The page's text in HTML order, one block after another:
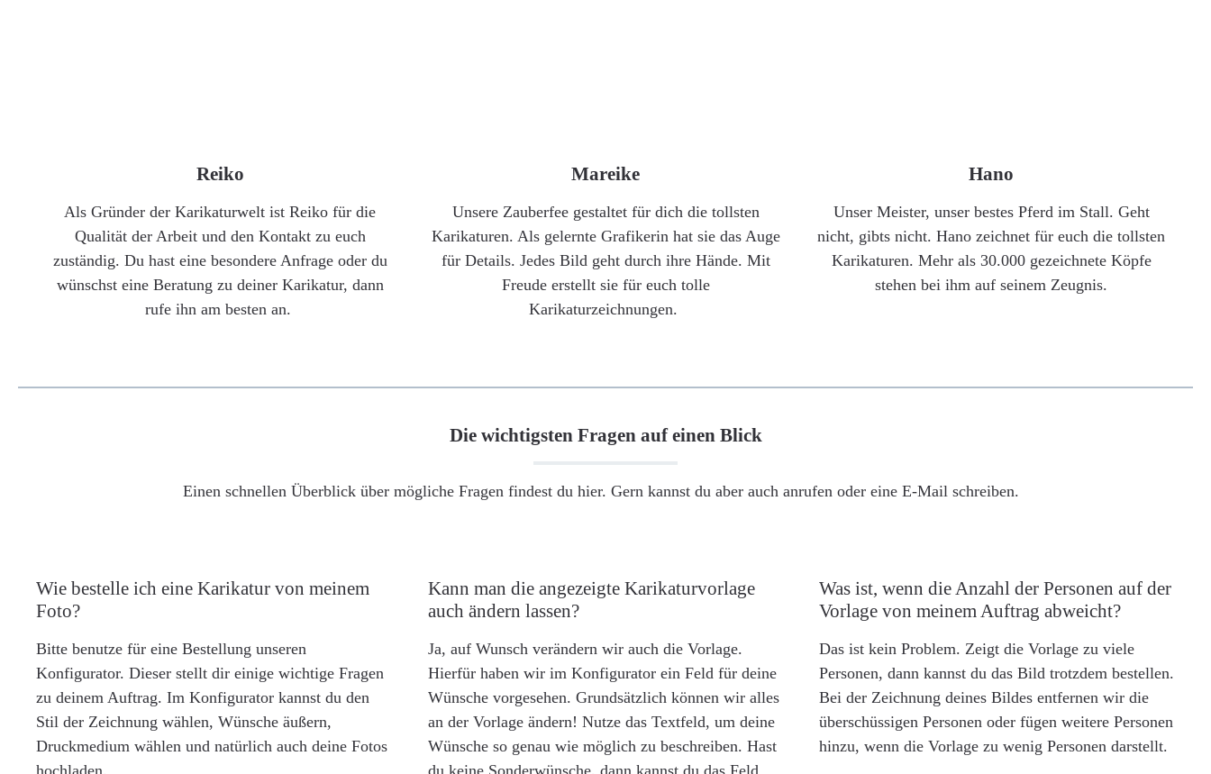
Reiko
Als Gründer der Karikaturwelt ist Reiko für die
Qualität der Arbeit und den Kontakt zu euch
zuständig. Du hast eine besondere Anfrage oder du
wünschst eine Beratung zu deiner Karikatur, dann
rufe ihn am besten an.
Mareike
Unsere Zauberfee gestaltet für dich die tollsten
Karikaturen. Als gelernte Grafikerin hat sie das Auge
für Details. Jedes Bild geht durch ihre Hände. Mit
Freude erstellt sie für euch tolle
Karikaturzeichnungen.
Hano
Unser Meister, unser bestes Pferd im Stall. Geht
nicht, gibts nicht. Hano zeichnet für euch die tollsten
Karikaturen. Mehr als 30.000 gezeichnete Köpfe
stehen bei ihm auf seinem Zeugnis.
Die wichtigsten Fragen auf einen Blick
Einen schnellen Überblick über mögliche Fragen findest du hier. Gern kannst du aber auch anrufen oder eine E-Mail schreiben.
Wie bestelle ich eine Karikatur von meinem
Foto?
Bitte benutze für eine Bestellung unseren
Konfigurator. Dieser stellt dir einige wichtige Fragen
zu deinem Auftrag. Im Konfigurator kannst du den
Stil der Zeichnung wählen, Wünsche äußern,
Druckmedium wählen und natürlich auch deine Fotos
hochladen.
Kann man die angezeigte Karikaturvorlage
auch ändern lassen?
Ja, auf Wunsch verändern wir auch die Vorlage.
Hierfür haben wir im Konfigurator ein Feld für deine
Wünsche vorgesehen. Grundsätzlich können wir alles
an der Vorlage ändern! Nutze das Textfeld, um deine
Wünsche so genau wie möglich zu beschreiben. Hast
du keine Sonderwünsche, dann kannst du das Feld
Was ist, wenn die Anzahl der Personen auf der
Vorlage von meinem Auftrag abweicht?
Das ist kein Problem. Zeigt die Vorlage zu viele
Personen, dann kannst du das Bild trotzdem bestellen.
Bei der Zeichnung deines Bildes entfernen wir die
überschüssigen Personen oder fügen weitere Personen
hinzu, wenn die Vorlage zu wenig Personen darstellt.